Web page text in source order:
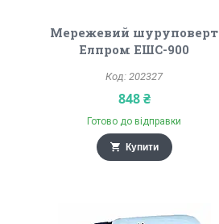
Мережевий шуруповерт
Елпром ЕШС-900
202327
848 ₴
Готово до відправки
Купити